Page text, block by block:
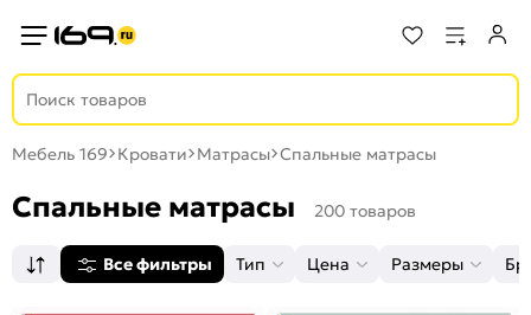
Мебель 169 Кровати Матрасы Спальные матрасы
Спальные матрасы 200 товаров
Все фильтры Тип Цена Размеры